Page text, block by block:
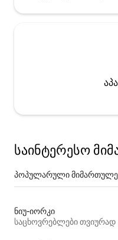
საინტერესო
პოპულარული
ნიუ-იორკი
საცხოვრებლები თვიურად